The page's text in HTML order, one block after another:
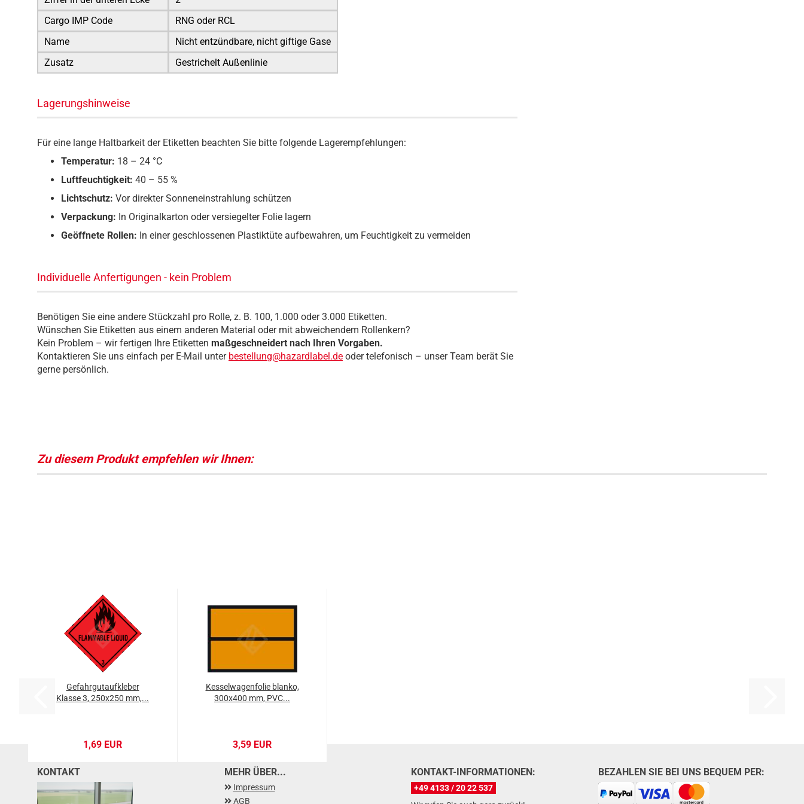
Cargo IMP Code
RNG oder RCL
Name
Nicht entzündbare, nicht giftige Gase
Zusatz
Gestrichelt Außenlinie
Lagerungshinweise
Für eine lange Haltbarkeit der Etiketten beachten Sie bitte folgende Lagerempfehlungen:
Temperatur: 18 – 24 °C
Luftfeuchtigkeit: 40 – 55 %
Lichtschutz: Vor direkter Sonneneinstrahlung schützen
Verpackung: In Originalkarton oder versiegelter Folie lagern
Geöffnete Rollen: In einer geschlossenen Plastiktüte aufbewahren, um Feuchtigkeit zu vermeiden
Individuelle Anfertigungen - kein Problem
Benötigen Sie eine andere Stückzahl pro Rolle, z. B. 100, 1.000 oder 3.000 Etiketten.
Wünschen Sie Etiketten aus einem anderen Material oder mit abweichendem Rollenkern?
Kein Problem – wir fertigen Ihre Etiketten maßgeschneidert nach Ihren Vorgaben.
Kontaktieren Sie uns einfach per E-Mail unter bestellung@hazardlabel.de oder telefonisch – unser Team berät Sie
gerne persönlich.
Zu diesem Produkt empfehlen wir Ihnen:
Gefahrgutaufkleber
Klasse 3, 250x250 mm,...
1,69 EUR
Kesselwagenfolie blanko,
300x400 mm, PVC...
3,59 EUR
MEHR ÜBER...
Impressum
AGB
KONTAKT-INFORMATIONEN:
+49 4133 / 20 22 537
BEZAHLEN SIE BEI UNS BEQUEM PER:
KONTAKT